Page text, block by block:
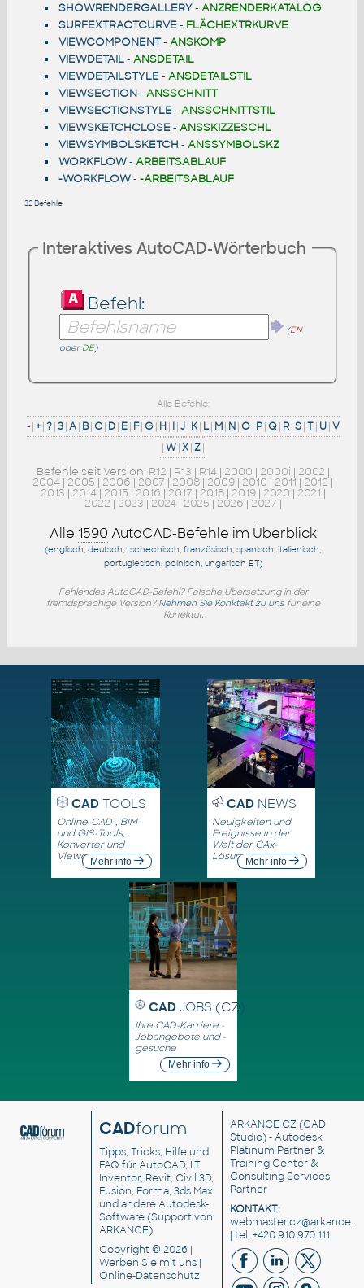
SHOWRENDERGALLERY- ANZRENDERKATALOG
SURFEXTRACTCURVE- FLÄCHEXTRKURVE
VIEWCOMPONENT- ANSKOMP
VIEWDETAIL- ANSDETAIL
VIEWDETAILSTYLE- ANSDETAILSTIL
VIEWSECTION- ANSSCHNITT
VIEWSECTIONSTYLE- ANSSCHNITTSTIL
VIEWSKETCHCLOSE- ANSSKIZZESCHL
VIEWSYMBOLSKETCH - ANSSYMBOLSKZ
WORKFLOW- ARBEITSABLAUF
-WORKFLOW- -ARBEITSABLAUF
32 Befehle
Interaktives AutoCAD-Wörterbuch
Befehl:
(EN
oder DE)
Alle Befehle:
- |+ | ? |3 |A | B |C | D | E | F |G | H | I |J | K | L | M | N |O | P |Q | R |S |T | U |V
|W |X |Z |
Befehle seit Version: R12 | R13 | R14| 2000 | 2000i | 2002 |
2004 | 2005 | 2006 | 2007 |2008 | 2009 | 2010 | 2011 | 2012|
2013 | 2014| 2015 |2016 | 2017 | 2018| 2019| 2020 | 2021 |
2022 | 2023 | 2024| 2025 | 2026 | 2027 |
Alle 1590 AutoCAD-Befehle im Überblick
(englisch, deutsch, tschechisch, französisch, spanisch, italienisch,
portugiesisch, polnisch, ungarisch ET)
Fehlendes AutoCAD-Befehl? Falsche Übersetzung in der
fremdsprachige Version? Nehmen Sie Konktakt zu unsfür eine
Korrektur.
CADTOOLS
Online-CAD-, BIM-
und GIS-Tools,
Konverter und
ViewerMehr info
CADNEWS
Neuigkeiten und
Ereignisse in der
Welt der CAx-
LösungenMehr info
CAD JOBS (CZ)
Ihre CAD-Karriere -
Jobangebote und -
gesuche
Mehr info
CADforum
Tipps, Tricks, Hilfe und
FAQ für AutoCAD, LT,
Inventor, Revit, Civil 3D,
Fusion, Forma, 3ds Max
und andere Autodesk-
Software (Support von
ARKANCE)
Copyright © 2026 |
Werben Siemit uns |
Online-Datenschutz
ARKANCE CZ (CAD
Studio) - Autodesk
Platinum Partner &
Training Center &
Consulting Services
Partner
KONTAKT:
| tel. +420 910 970 111